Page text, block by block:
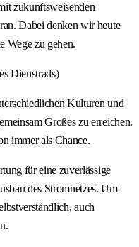
zukunftsweisenden
Dabei denken wir heute
Wege zu gehen.
Dienstrads)
Kulturen und
Großes zu erreichen.
immer als Chance.
für eine zuverlässige
des Stromnetzes. Um
auch